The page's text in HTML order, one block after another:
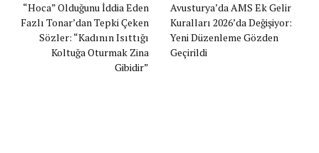
“Hoca” Olduğunu İddia Eden
Fazlı Tonar’dan Tepki Çeken
Sözler: “Kadının Isıttığı
Koltuğa Oturmak Zina
Gibidir”
Avusturya’da AMS Ek Gelir
Kuralları 2026’da Değişiyor:
Yeni Düzenleme Gözden
Geçirildi